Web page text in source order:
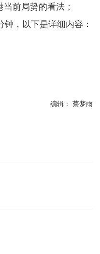
前局势的看法；
，以下是详细内容：
编辑： 蔡梦雨